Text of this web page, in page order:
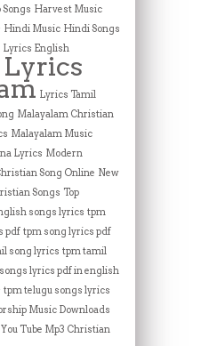
Harvest Music
Hindi Music Hindi Songs
Lyrics English
Lyrics
Lyrics Tamil
Malayalam Christian
Malayalam Music
Lyrics Modern
Song Online New
Songs Top
songs lyrics tpm
pdf tpm song lyrics pdf
song lyrics tpm tamil
lyrics pdf in english
tpm telugu songs lyrics
Music Downloads
You Tube Mp3 Christian